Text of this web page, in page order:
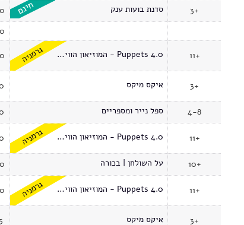
3+ סדנת בועות ענק
11+ Puppets 4.0 - המוזיאון הווירטואלי גרמניה
3+ איקס מיקס
4-8 ספל נייר ומספריים
11+ Puppets 4.0 - המוזיאון הווירטואלי גרמניה
10+ על השולחן | בכורה
11+ Puppets 4.0 - המוזיאון הווירטואלי גרמניה
3+ איקס מיקס